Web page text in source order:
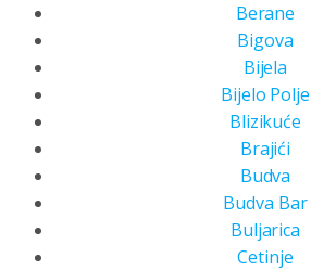
Berane
Bigova
Bijela
Bijelo Polje
Blizikuće
Brajići
Budva
Budva Bar
Buljarica
Cetinje